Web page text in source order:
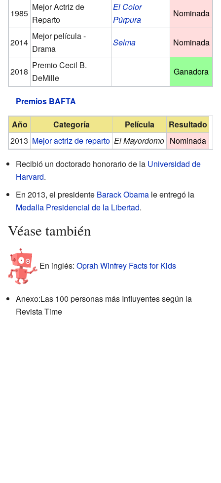
1985
Mejor Actriz de
Reparto
El Color
Púrpura
Nominada
2014
Mejor película -
Drama
Selma Nominada
2018
Premio Cecil B.
DeMille
Ganadora
Premios BAFTA
Año Categoría Película
Resultado
2013 Mejor actriz de reparto El Mayordomo Nominada
Recibió un doctorado honorario de la Universidad de
Harvard.
En 2013, el presidente Barack Obama le entregó la
Medalla Presidencial de la Libertad.
Véase también
En inglés: Oprah Winfrey Facts for Kids
Anexo:Las 100 personas más Influyentes según la
Revista Time